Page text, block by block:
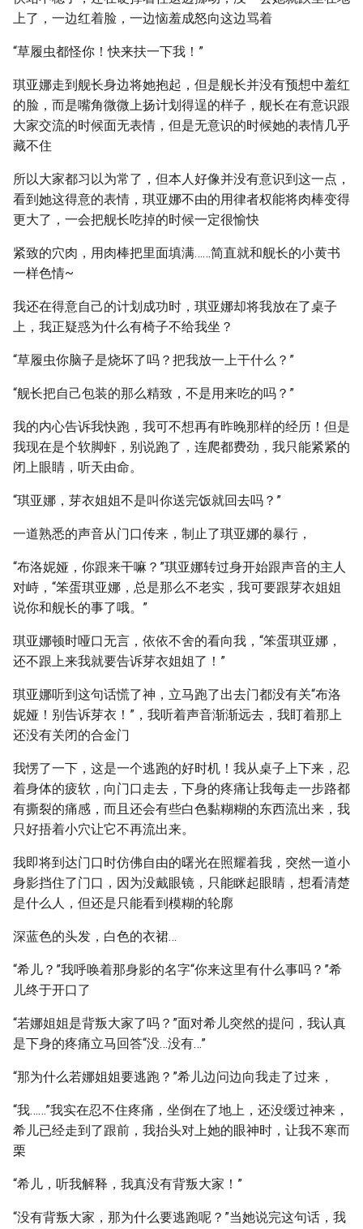
上了，一边红着脸，一边恼羞成怒向这边骂着
“草履虫都怪你！快来扶一下我！”
琪亚娜走到舰长身边将她抱起，但是舰长并没有预想中羞红
的脸，而是嘴角微微上扬计划得逞的样子，舰长在有意识跟
大家交流的时候面无表情，但是无意识的时候她的表情几乎
藏不住
所以大家都习以为常了，但本人好像并没有意识到这一点，
看到她这得意的表情，琪亚娜不由的用律者权能将肉棒变得
更大了，一会把舰长吃掉的时候一定很愉快
紧致的穴肉，用肉棒把里面填满……简直就和舰长的小黄书
一样色情~
我还在得意自己的计划成功时，琪亚娜却将我放在了桌子
上，我正疑惑为什么有椅子不给我坐？
“草履虫你脑子是烧坏了吗？把我放一上干什么？”
“舰长把自己包装的那么精致，不是用来吃的吗？”
我的内心告诉我快跑，我可不想再有昨晚那样的经历！但是
我现在是个软脚虾，别说跑了，连爬都费劲，我只能紧紧的
闭上眼睛，听天由命。
“琪亚娜，芽衣姐姐不是叫你送完饭就回去吗？”
一道熟悉的声音从门口传来，制止了琪亚娜的暴行，
“布洛妮娅，你跟来干嘛？”琪亚娜转过身开始跟声音的主人
对峙，“笨蛋琪亚娜，总是那么不老实，我可要跟芽衣姐姐
说你和舰长的事了哦。”
琪亚娜顿时哑口无言，依依不舍的看向我，“笨蛋琪亚娜，
还不跟上来我就要告诉芽衣姐姐了！”
琪亚娜听到这句话慌了神，立马跑了出去门都没有关“布洛
妮娅！别告诉芽衣！”，我听着声音渐渐远去，我盯着那上
还没有关闭的合金门
我愣了一下，这是一个逃跑的好时机！我从桌子上下来，忍
着身体的疲软，向门口走去，下身的疼痛让我每走一步路都
有撕裂的痛感，而且还会有些白色黏糊糊的东西流出来，我
只好捂着小穴让它不再流出来。
我即将到达门口时仿佛自由的曙光在照耀着我，突然一道小
身影挡住了门口，因为没戴眼镜，只能眯起眼睛，想看清楚
是什么人，但还是只能看到模糊的轮廓
深蓝色的头发，白色的衣裙…
“希儿？”我呼唤着那身影的名字“你来这里有什么事吗？”希
儿终于开口了
“若娜姐姐是背叛大家了吗？”面对希儿突然的提问，我认真
是下身的疼痛立马回答“没…没有…”
“那为什么若娜姐姐要逃跑？”希儿边问边向我走了过来，
“我……”我实在忍不住疼痛，坐倒在了地上，还没缓过神来，
希儿已经走到了跟前，我抬头对上她的眼神时，让我不寒而
栗
“希儿，听我解释，我真没有背叛大家！”
“没有背叛大家，那为什么要逃跑呢？”当她说完这句话，我